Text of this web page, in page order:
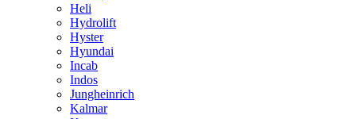
Heli
Hydrolift
Hyster
Hyundai
Incab
Indos
Jungheinrich
Kalmar